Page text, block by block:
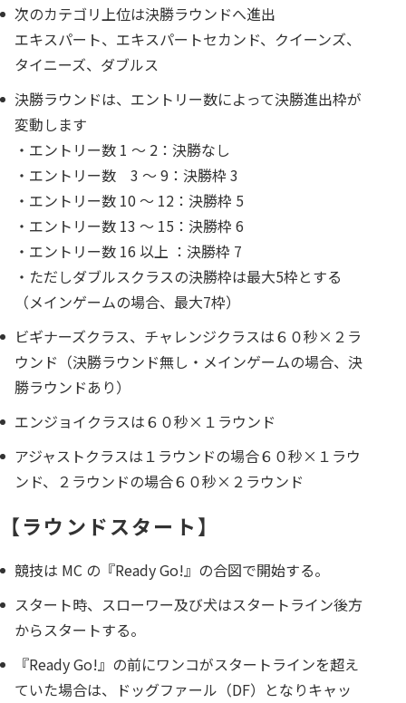
次のカテゴリ上位は決勝ラウンドへ進出
エキスパート、エキスパートセカンド、クイーンズ、
タイニーズ、ダブルス
決勝ラウンドは、エントリー数によって決勝進出枠が
変動します
・エントリー数 1 ～ 2：決勝なし
・エントリー数 3 ～ 9：決勝枠 3
・エントリー数 10 ～ 12：決勝枠 5
・エントリー数 13 ～ 15：決勝枠 6
・エントリー数 16 以上 ：決勝枠 7
・ただしダブルスクラスの決勝枠は最大5枠とする
（メインゲームの場合、最大7枠）
ビギナーズクラス、チャレンジクラスは６０秒×２ラ
ウンド（決勝ラウンド無し・メインゲームの場合、決
勝ラウンドあり）
エンジョイクラスは６０秒×１ラウンド
アジャストクラスは１ラウンドの場合６０秒×１ラウ
ンド、２ラウンドの場合６０秒×２ラウンド
【ラウンドスタート】
競技は MC の『Ready Go!』の合図で開始する。
スタート時、スローワー及び犬はスタートライン後方
からスタートする。
『Ready Go!』の前にワンコがスタートラインを超え
ていた場合は、ドッグファール（DF）となりキャッ